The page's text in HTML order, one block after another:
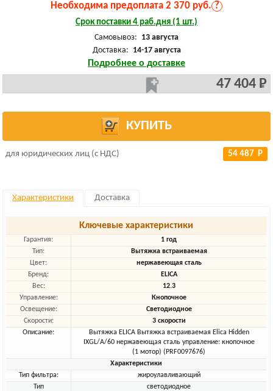
Необходима предоплата 2 370 руб. ?
Срок поставки 4 раб.дня (1 шт.)
Самовывоз: 13 августа
Доставка: 14-17 августа
Подробнее о доставке
47 404 Р
КУПИТЬ
для юридических лиц (с НДС) 54 487 Р
Характеристики Доставка
Ключевые характеристики
Гарантия:
1 год
Тип:
Вытяжка встраиваемая
Цвет:
нержавеющая сталь
Бренд:
ELICA
Вес:
12.3
Управление:
Кнопочное
Освещение:
Светодиодное
Скорости:
3 скорости
Описание:
Вытяжка ELICA Вытяжка встраиваемая Elica Hidden
IXGL/A/60 нержавеющая сталь управление: кнопочное
(1 мотор) (PRF0097676)
Характеристики
Тип фильтра:
жироулавливающий
Тип
светодиодное